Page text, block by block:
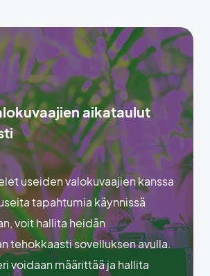
aikataulut
useiden valokuvaajien kanssa
tapahtumia käynnissä
voit hallita heidän
tehokkaasti sovelluksen avulla.
voidaan määrittää ja hallita